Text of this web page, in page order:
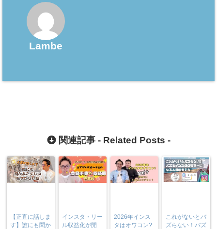
Lambe
関連記事 - Related Posts -
【正直に話しま
す】誰にも聞か
インスタ・リー
ル収益化が開
2026年インス
タはオワコン?
これがないとバ
ズらない！バズ